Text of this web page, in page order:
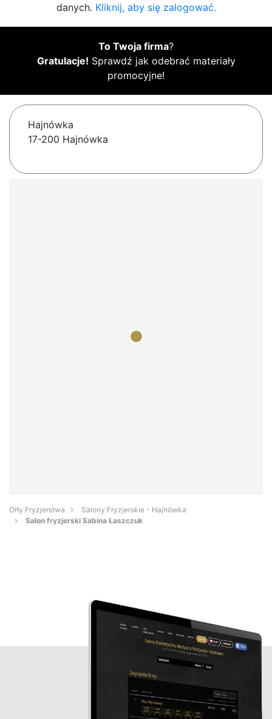
danych. Kliknij, aby się zalogować.
To Twoja firma?
Gratulacje! Sprawdź jak odebrać materiały
promocyjne!
Hajnówka
17-200 Hajnówka
Orły Fryzjerstwa
Salony Fryzjerskie - Hajnówka
Salon fryzjerski Sabina Łaszczuk